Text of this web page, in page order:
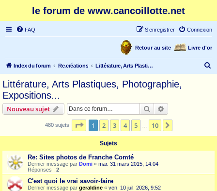
le forum de www.cancoillotte.net
FAQ Connexion
S’enregistrer
Livre d'or
Retour au site
Index du forum Re.créations Littérature, Arts Plastiques, Photographie, Expositions...
c
Littérature, Arts Plastiques, Photographie,
Expositions...
Nouveau sujet Rechercher
480 sujets Page 1sur10
1 2 3 4 5 10
Sujets
Re: Sites photos de Franche Comté
Dernier message par Domi « mar. 31 mars 2015, 14:04
Réponses : 2
C'est quoi le vrai savoir-faire
Dernier message par geraldine « ven. 10 juil. 2026, 9:52